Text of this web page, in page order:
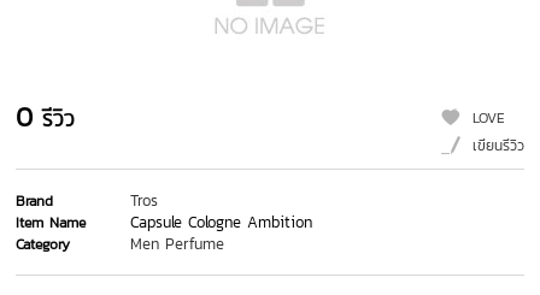
0 รีวิว
LOVE
เขียนรีวิว
Brand Tros
Item Name Capsule Cologne Ambition
Category Men Perfume